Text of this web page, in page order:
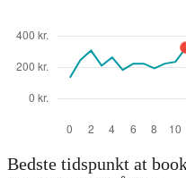
Bedste tidspunkt at